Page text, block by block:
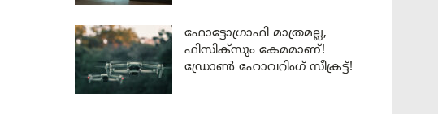
ഫോട്ടോഗ്രാഫി മാത്രമല്ല,
ഫിസിക്സും കേമമാണ്!
ഡ്രോൺ ഹോവറിംഗ് സീക്രട്ട്!